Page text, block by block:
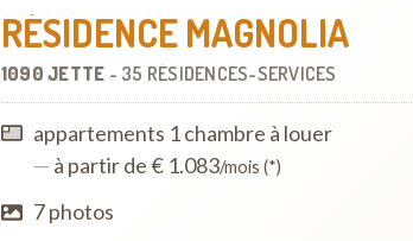
RÉSIDENCE MAGNOLIA
1090 JETTE - 35 RÉSIDENCES-SERVICES
appartements 1 chambre à louer
— à partir de € 1.083/mois (*)
7 photos